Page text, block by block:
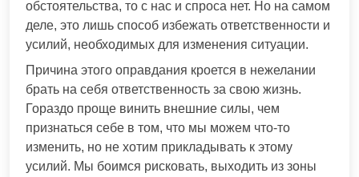
обстоятельства, то с нас и спроса нет. Но на самом
деле, это лишь способ избежать ответственности и
усилий, необходимых для изменения ситуации.
Причина этого оправдания кроется в нежелании
брать на себя ответственность за свою жизнь.
Гораздо проще винить внешние силы, чем
признаться себе в том, что мы можем что-то
изменить, но не хотим прикладывать к этому
усилий. Мы боимся рисковать, выходить из зоны